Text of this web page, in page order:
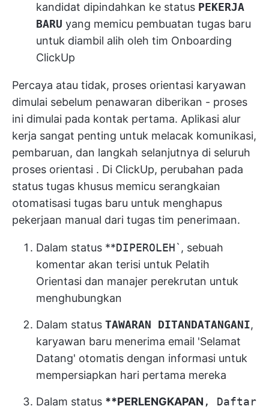
kandidat dipindahkan ke status PEKERJA
BARU yang memicu pembuatan tugas baru
untuk diambil alih oleh tim Onboarding
ClickUp
Percaya atau tidak, proses orientasi karyawan
dimulai sebelum penawaran diberikan - proses
ini dimulai pada kontak pertama. Aplikasi alur
kerja sangat penting untuk melacak komunikasi,
pembaruan, dan langkah selanjutnya di seluruh
proses orientasi . Di ClickUp, perubahan pada
status tugas khusus memicu serangkaian
otomatisasi tugas baru untuk menghapus
pekerjaan manual dari tugas tim penerimaan.
Dalam status **DIPEROLEH`, sebuah
komentar akan terisi untuk Pelatih
Orientasi dan manajer perekrutan untuk
menghubungkan
Dalam status TAWARAN DITANDATANGANI,
karyawan baru menerima email 'Selamat
Datang' otomatis dengan informasi untuk
mempersiapkan hari pertama mereka
Dalam status **PERLENGKAPAN , Daftar